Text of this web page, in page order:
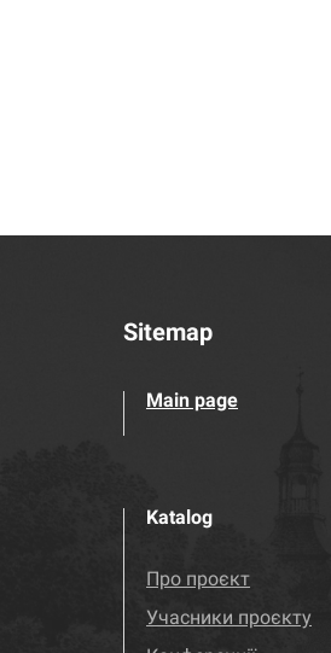
Sitemap
Main page
Katalog
Про проєкт
Учасники проєкту